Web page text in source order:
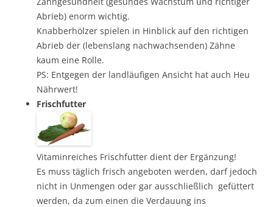
Abrieb) enorm wichtig.
Knabberhölzer spielen in Hinblick auf den richtigen
Abrieb der (lebenslang nachwachsenden) Zähne
kaum eine Rolle.
PS: Entgegen der landläufigen Ansicht hat auch Heu
Nährwert!
Frischfutter
Vitaminreiches Frischfutter dient der Ergänzung!
Es muss täglich frisch angeboten werden, darf jedoch
nicht in Unmengen oder gar ausschließlich gefüttert
werden, da zum einen die Verdauung ins